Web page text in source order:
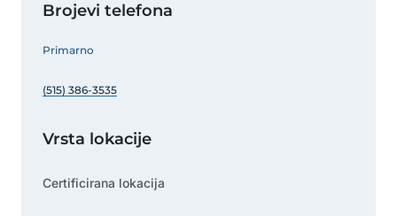
Brojevi telefona
Primarno
(515) 386-3535
Vrsta lokacije
Certificirana lokacija